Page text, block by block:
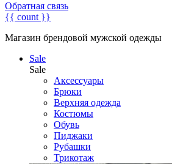
Обратная связь
{{ count }}
Магазин брендовой мужской одежды
Sale
Sale
Аксессуары
Брюки
Верхняя одежда
Костюмы
Обувь
Пиджаки
Рубашки
Трикотаж